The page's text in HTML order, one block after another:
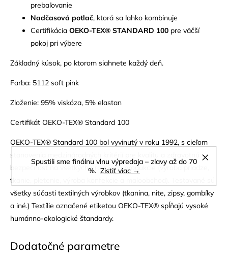
Spustili sme finálnu vlnu výpredaja – zľavy až do 70
%. Zistiť viac →
prebaľovanie
Nadčasová potlač, ktorá sa ľahko kombinuje
Certifikácia OEKO-TEX® STANDARD 100 pre väčší
pokoj pri výbere
Základný kúsok, po ktorom siahnete každý deň.
Farba: 5112 soft pink
Zloženie: 95% viskóza, 5% elastan
Certifikát OEKO-TEX® Standard 100
OEKO-TEX® Standard 100 bol vyvinutý v roku 1992, s cieľom
stanovenia medzinárodných kritérií pre kvalitu a zdravotnú
bezpečnosť na všetkých úrovniach produkcie (výroba priadze,
tkanie, pletenie, výroba konfekcie a maloobchod). Testované sú
všetky súčasti textilných výrobkov (tkanina, nite, zipsy, gombíky
a iné.) Textílie označené etiketou OEKO-TEX® spĺňajú vysoké
humánno-ekologické štandardy.
Dodatočné parametre